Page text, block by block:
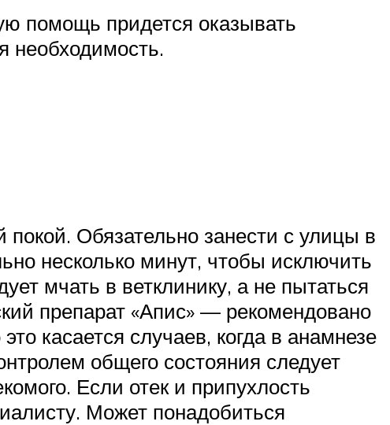
помощь придется оказывать
необходимость.
Обязательно занести с улицы в
несколько минут, чтобы исключить
мчать в ветклинику, а не пытаться
препарат «Апис» — рекомендовано
касается случаев, когда в анамнезе
общего состояния следует
Если отек и припухлость
Может понадобиться